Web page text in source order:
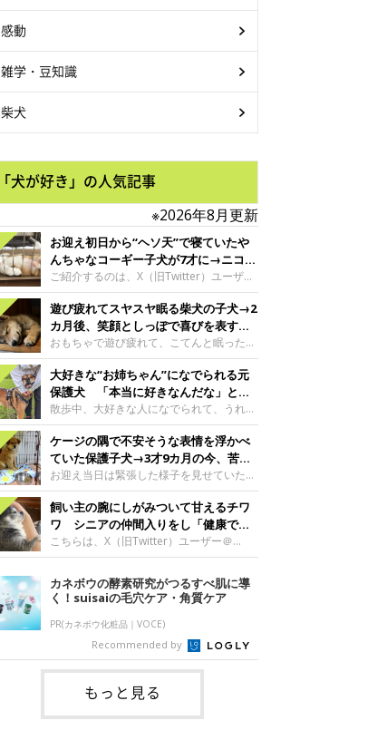
感動
雑学・豆知識
柴犬
「犬が好き」の人気記事
※2026年8月更新
お迎え初日から“ヘソ天”で寝ていたや
んちゃなコーギー子犬が7才に→ニコニ
コ“コーギースマイル”が魅力のコに成
長！
ご紹介するのは、X（旧Twitter）ユーザー
＠Kus1oKg2vsgdWS2さんの愛犬でウェル
シュ・コーギー・ペンブロークの神楽ちゃ
ん。今年の8月で7才になるという神楽ちゃ
んですが、いったいどんな子犬時代を過ご
したのでしょうか。今回は、神楽ちゃんの
成長を飼い主さんと振り返ります！神楽ち
ゃんの成長について聞いた！お迎えから数
日後の神楽ちゃん（撮影時生後2カ月）＠
Kus1oKg2vsgdWS2――お迎え当初の神楽
ちゃんの様子について教えてください。飼
い主さん： 「お迎え当日から“ヘソ天”で寝
るようなコでし
遊び疲れてスヤスヤ眠る柴犬の子犬→2
カ月後、笑顔としっぽで喜びを表すコ
に成長！
おもちゃで遊び疲れて、こてんと眠った子
犬。あれから2カ月、表情や行動にさまざ
まな変化が見られるようになりました。遊
び疲れて眠る生後2カ月のなっちゃん遊び
疲れた様子のなっちゃん。@Pkndg_紹介
するのは、X（旧Twitter）ユーザー
@Pkndg_さんの愛犬・なっちゃん（取材
時、生後4カ月／柴犬）。こちらの写真
は、なっちゃんが生後2カ月のころに撮影
された一枚です。この日、なっちゃんは家
族と一緒におもちゃで遊んでいました。た
くさん遊んで疲れたのか、その後は眠り始
めたそうです。眠るなっちゃん。
@Pkndg_
大好きな“お姉ちゃん”になでられる元
保護犬 「本当に好きなんだな」と感
じる表情にほっこり
散歩中、大好きな人になでられて、うれし
そうな表情を見せる元保護犬。甘えるよう
な姿に、見ているこちらまでほっこりしま
す。大好きな“お姉ちゃん”に甘える小次郎
くん妹さんになでてもらい、うれしそうな
表情を見せる小次郎くん（2026年6月撮
影）。@mika_Jimmy紹介するのは、X（旧
Twitter）ユーザー@mika_Jimmyさんの愛
犬・小次郎くん（撮影時5才）。こちら
は、飼い主さんの妹さんと一緒に散歩をし
日、飼い主さんは実家から自宅へ帰る途
中、妹さんと公園で待ち合わせ
ケージの隅で不安そうな表情を浮かべ
ていた保護子犬→3才9カ月の今、苦手
を克服し頼もしいコに成長！
お迎え当日は緊張した様子を見せていた元
野犬の保護子犬。あれから約3年半、苦手
だったことを一つひとつ克服し、家族に寄
り添う姿を見せています。お迎え当日、ケ
ージの隅で不安そうにお迎え当日のシルビ
アちゃん。@nemonemotos今回紹介する
のは、X（旧Twitter）ユーザー
@nemonemotosさんの愛犬・シルビアち
ゃん（撮影当時、生後推定2カ月）。飼い
主さんが「#最初に撮った一枚」として投
稿した写真には、ケージの隅で不安そうな
表情を浮かべるシルビアちゃんの姿が写っ
ていました。こちらは、保護犬だったシル
飼い主の腕にしがみついて甘えるチワ
ワ シニアの仲間入りをし「健康で穏
やかな暮らしが続いてほしい」と願う
こちらは、X（旧Twitter）ユーザー＠
kotubusuke617さんが投稿した写真。写
っているのは、愛犬でチワワのつぶしゃん
（本名：こつぶちゃん）です。飼い主さん
の腕にしがみつくつぶしゃん（撮影時6
才）＠kotubusuke617撮影当時の状況に
ついて伺うと、飼い主さんはこう教えてく
れました。飼い主さん： 「ある休日のこ
とです。私がソファに座った途端にひざの
上にのってきたので、そのままなでながら
テレビを見ていたのですが、微動だにしな
いので気になって見てみると、腕にしがみ
カネボウの酵素研究がつるすべ肌に導
く！suisaiの毛穴ケア・角質ケア
PR(カネボウ化粧品｜VOCE)
Recommended by
もっと見る